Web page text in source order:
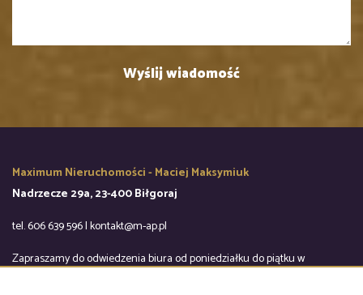
Maximum Nieruchomości - Maciej Maksymiuk
Nadrzecze 29a, 23-400 Biłgoraj
tel. 606 639 596 | kontakt@m-ap.pl
Zapraszamy do odwiedzenia biura od poniedziałku do piątku w